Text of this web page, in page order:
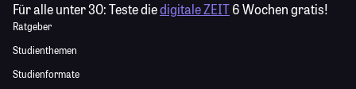
Für alle unter 30:Teste diedigitale ZEIT6 Wochen gratis!
Ratgeber
Studienthemen
Studienformate